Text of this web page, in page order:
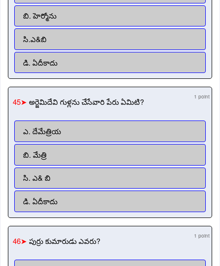
బి. హెర్మోను
సి.ఎ&బి
డి. ఏదీకాదు
45➤ అర్జెమిదేవి గుళ్లను చేసేవారి పేరు ఏమిటి? 1 point
ఎ. దేమేత్రియ
బి. మేత్రి
సి. ఎ& బి
డి. ఏదీకాదు
46➤ పుర్రు కుమారుడు ఎవరు? 1 point